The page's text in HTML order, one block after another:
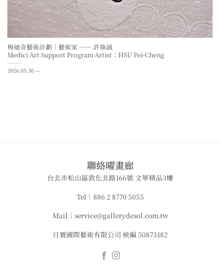
梅迪奇藝術計劃｜藝術家 —— 許旆誠
Medici Art Support Program Artist：HSU Pei-Cheng
2026.05.30 —
​聯絡曜畫廊
台北市松山區敦化北路166號 文華精品3樓
Tel｜886 2 8770 5055
Mail｜service@gallerydesol.com.tw
日寰國際藝術有限公司 統編 50873182